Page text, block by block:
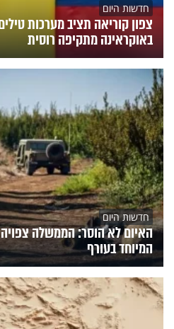
חדשות היום
צפון קוריאה תציב מערכות
באוקראינה מתקיפה רוסית
חדשות היום
האיום לא הוסר: הממשלה
המיוחד בעורף